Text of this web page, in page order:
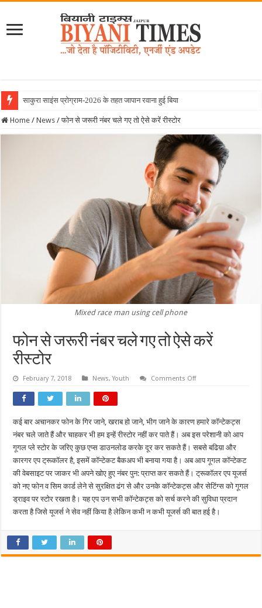
साकुरा साइंस प्रोग्राम-2026 के तहत जापान रवाना हुई बियानी ग्रुप ऑफ क
Home / News / फोन से जरूरी नंबर चले गए तो ऐसे करें रीस्टोर
Mixed race man using cell phone
फोन से जरूरी नंबर चले गए तो ऐसे करें
रीस्टोर
February 7, 2018 News,Youth Comments Offon
गए
तो
ऐसे
करें
कई बार अचानकर फोन के गिर जाने, खराब हो जाने, भीग जाने के कारण हमारे कॉन्टेकट्स
नंबर चले जाते हैं और चाहकर भी हम इन्हें रीस्टोर नहीं कर पाते हैं। अब इस परेशानी को आप
गूगल प्ले स्टोर के जरिए कुछ एप्स डाउनलोड करके दूर कर सकते हैं। सबसे बढिय़ा और
कारगर एप ट्रूकॉलर है, इसमें कॉन्टेकट बैकअप भी बनाया गया है। अब आप गूगल कॉन्टेकट
की वेबसाइट पर जाकर भी अपने खोए हुए नंबर पुन: प्राप्त कर सकते हैं। ट्रूकॉलर एप यूजर्स
को नए फोन व सिम कार्ड लेने से सुरक्षित ढंग से और उनके कॉन्टेकट्स और सेटिंग्स को गूगल
ड्राइव पर स्टोर रखता है। यह एप उन सभी कॉन्टेकट्स को सर्च करने की सुविधा प्रदान
करता है जिसे यूजर्स ने सेव नहीं किया है लेकिन कभी न कभी यूजर्स की बात हई है।